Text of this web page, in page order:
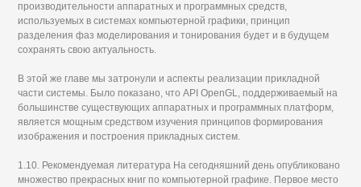
производительности аппаратных и программных средств,
используемых в системах компьютерной графики, принцип
разделения фаз моделирования и тонирования будет и в будущем
сохранять свою актуальность.
В этой же главе мы затронули и аспекты реализации прикладной
части системы. Было показано, что API OpenGL, поддерживаемый на
большинстве существующих аппаратных и программных платформ,
является мощным средством изучения принципов формирования
изображения и построения прикладных систем.
1.10. Рекомендуемая литература На сегодняшний день опубликовано
множество прекрасных книг по компьютерной графике. Первое место